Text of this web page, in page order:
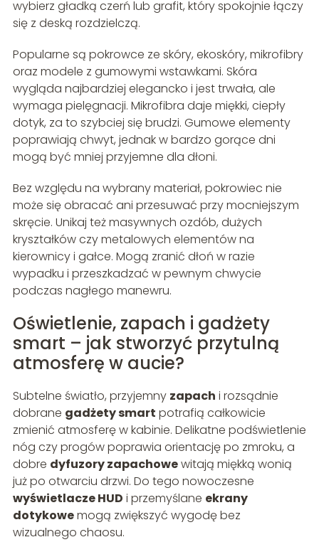
wybierz gładką czerń lub grafit, który spokojnie łączy
się z deską rozdzielczą.
Popularne są pokrowce ze skóry, ekoskóry, mikrofibry
oraz modele z gumowymi wstawkami. Skóra
wygląda najbardziej elegancko i jest trwała, ale
wymaga pielęgnacji. Mikrofibra daje miękki, ciepły
dotyk, za to szybciej się brudzi. Gumowe elementy
poprawiają chwyt, jednak w bardzo gorące dni
mogą być mniej przyjemne dla dłoni.
Bez względu na wybrany materiał, pokrowiec nie
może się obracać ani przesuwać przy mocniejszym
skręcie. Unikaj też masywnych ozdób, dużych
kryształków czy metalowych elementów na
kierownicy i gałce. Mogą zranić dłoń w razie
wypadku i przeszkadzać w pewnym chwycie
podczas nagłego manewru.
Oświetlenie, zapach i gadżety
smart – jak stworzyć przytulną
atmosferę w aucie?
Subtelne światło, przyjemny zapach i rozsądnie
dobrane gadżety smart potrafią całkowicie
zmienić atmosferę w kabinie. Delikatne podświetlenie
nóg czy progów poprawia orientację po zmroku, a
dobre dyfuzory zapachowewitają miękką wonią
już po otwarciu drzwi. Do tego nowoczesne
wyświetlacze HUD i przemyślane ekrany
dotykowemogą zwiększyć wygodę bez
wizualnego chaosu.